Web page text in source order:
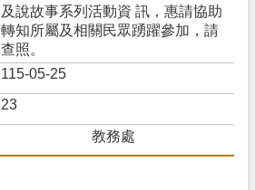
及說故事系列活動資 訊，惠請協助
轉知所屬及相關民眾踴躍參加，請
查照。
115-05-25
23
教務處